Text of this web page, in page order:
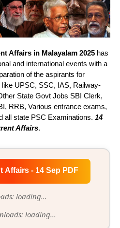
Affairs in Malayalam 2025 has
and international events with a
of the aspirants for
UPSC, SSC, IAS, Railway-
State Govt Jobs SBI Clerk,
RRB, Various entrance exams,
all state PSC Examinations. 14
Affairs.
Affairs - 14 Sep PDF
loading...
loading...